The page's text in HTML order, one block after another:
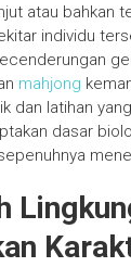
atau bahkan
individu
mahjong
dan latihan
dasar